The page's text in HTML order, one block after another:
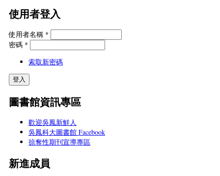
使用者登入
使用者名稱 *
密碼 *
索取新密碼
圖書館資訊專區
歡迎吳鳳新鮮人
吳鳳科大圖書館 Facebook
掠奪性期刊宣導專區
新進成員